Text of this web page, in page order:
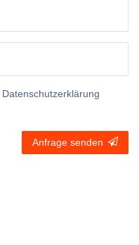
Daten­schutz­erklärung
Anfrage senden